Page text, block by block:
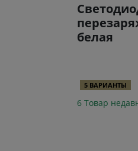
белая
5 ВАРИАНТЫ
6 Товар